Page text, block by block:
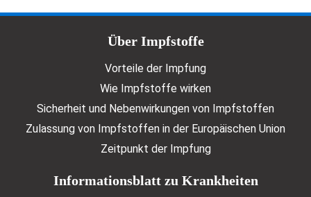
Doormat menuÜber Impfstoffe
Vorteile der Impfung
Wie Impfstoffe wirken
Sicherheit und Nebenwirkungen von Impfstoffen
Zulassung von Impfstoffen in der Europäischen Union
Zeitpunkt der Impfung
Informationsblatt zu Krankheiten